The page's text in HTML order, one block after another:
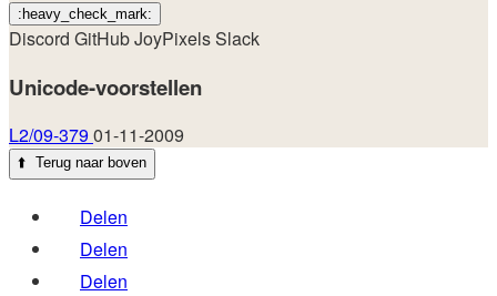
:heavy_check_mark:
Discord GitHubJoyPixelsSlack
Unicode-voorstellen
L2/09-37901-11-2009
⬆️ Terug naar boven
Delen
Delen
Delen